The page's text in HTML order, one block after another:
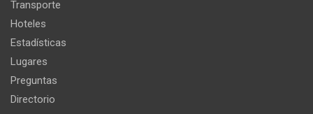
Transporte
Hoteles
Estadísticas
Lugares
Preguntas
Directorio